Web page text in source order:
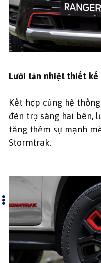
Lưới tản nhiệt thiết kế
Kết hợp cùng hệ
đèn trợ sáng hai bên,
tăng thêm sự mạnh
Stormtrak.